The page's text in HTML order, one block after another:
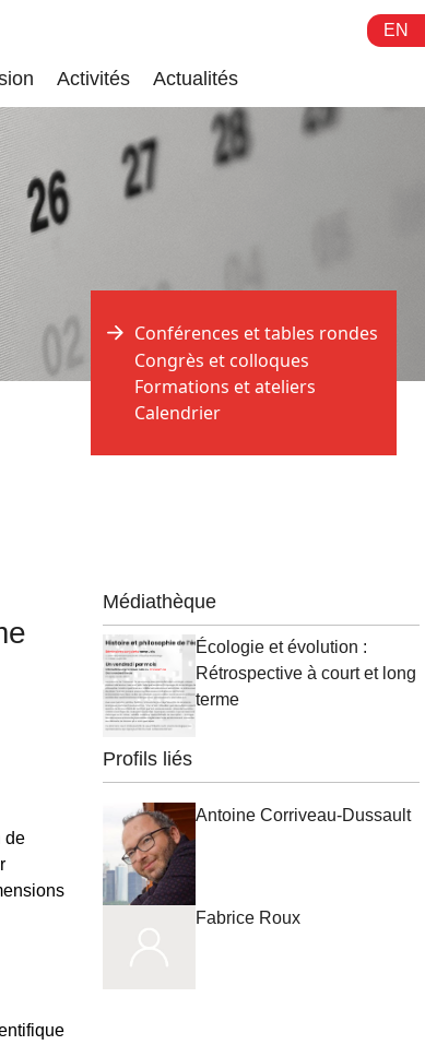
EN
Activités Actualités
Conférences et tables rondes
Congrès et colloques
Formations et ateliers
Calendrier
de
Médiathèque
Écologie et évolution :
Rétrospective à court et long
terme
Profils liés
Antoine Corriveau-Dussault
Fabrice Roux